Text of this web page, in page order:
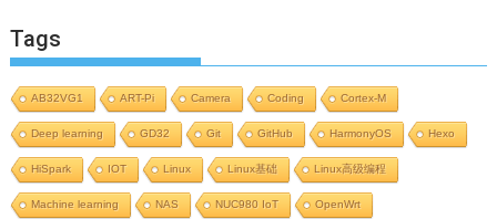
Tags
AB32VG1 ART-Pi Camera Coding Cortex-M
Deep learning GD32 Git GitHub HarmonyOS Hexo
HiSpark IOT Linux Linux基础 Linux高级编程
Machine learning NAS NUC980 IoT OpenWrt